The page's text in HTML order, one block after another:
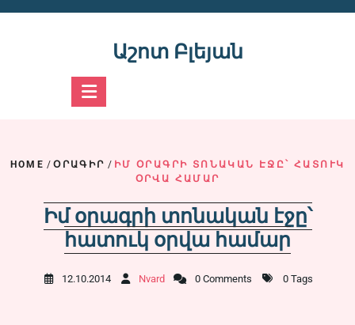
Աշոտ Բլեյան
HOME /ՕՐԱԳԻՐ / ԻՄ ՕՐԱԳՐԻ ՏՈՆԱԿԱՆ ԷՋԸ՝ ՀԱՏՈՒԿ
ՕՐՎԱ ՀԱՄԱՐ
Իմ օրագրի տոնական էջը՝
հատուկ օրվա համար
12.10.2014 Nvard 0 Comments 0 Tags